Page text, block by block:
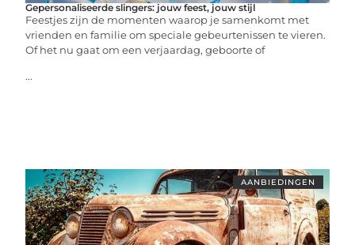
Gepersonaliseerde slingers: jouw feest, jouw stijl
Feestjes zijn de momenten waarop je samenkomt met
vrienden en familie om speciale gebeurtenissen te vieren.
Of het nu gaat om een verjaardag, geboorte of
...
AANBIEDINGEN